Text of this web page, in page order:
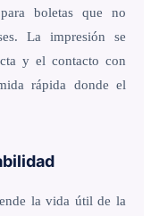
boletas que no
La impresión se
y el contacto con
rápida donde el
la vida útil de la